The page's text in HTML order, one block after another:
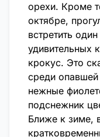
орехи. Кроме
октябре,
встретить
удивительных
крокус. Это
среди
нежные
подснежник
Ближе к зиме,